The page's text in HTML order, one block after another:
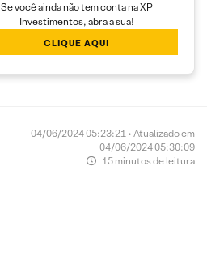
Se você ainda não tem conta na XP
Investimentos, abra a sua!
CLIQUE AQUI
04/06/2024 05:23:21 • Atualizado em
04/06/2024 05:30:09
15 minutos de leitura